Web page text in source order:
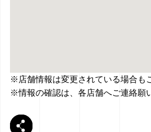
※店舗情報は変更されている場合も
※情報の確認は、各店舗へご連絡願